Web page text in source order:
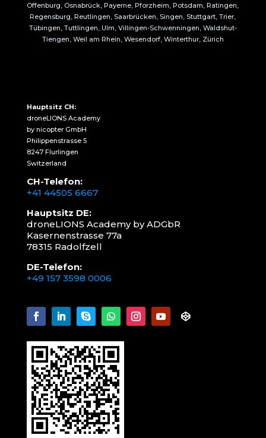
Offenburg, Osnabrück, Payerne, Pforzheim, Potsdam, Ratingen,
Regensburg, Reutlingen, Saarbrücken, Singen, Stuttgart, Trier,
Tübingen, Tuttlingen, Ulm, Villingen-Schwenningen, Waldshut-
Tiengen, Weil am Rhein, Wesendorf, Winterthur, Zürich
Hauptsitz CH:
droneLIONS Academy
by nicopter GmbH
Philippenstrasse 5
8247 Flurlingen
Switzerland
CH-Telefon:
+41 44505 6667
Hauptsitz DE:
droneLIONS Academy by ADGbR
Kasernenstrasse 77a
78315 Radolfzell
DE-Telefon:
+49 157 3598 0006